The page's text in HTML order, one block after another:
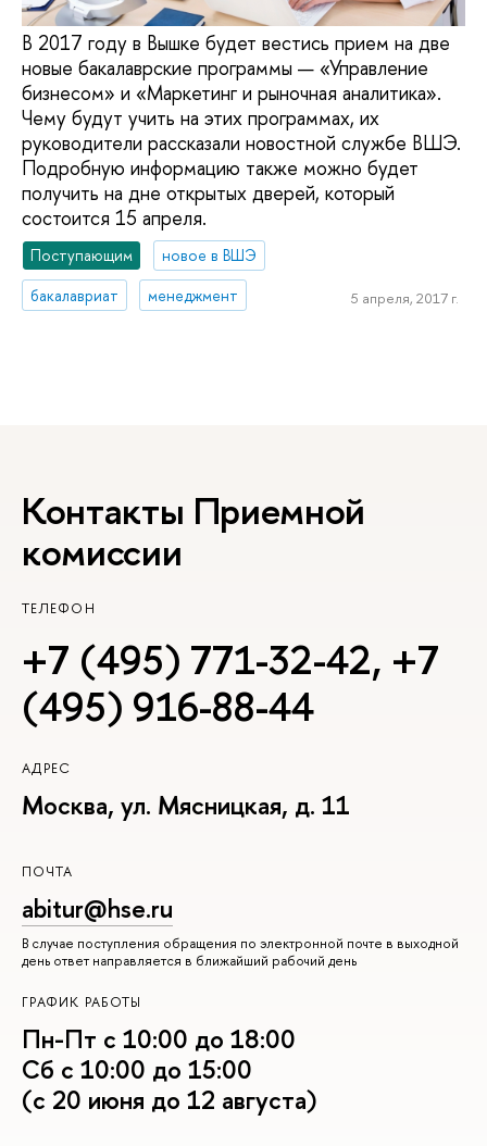
В 2017 году в Вышке будет вестись прием на две
новые бакалаврские программы — «Управление
бизнесом» и «Маркетинг и рыночная аналитика».
Чему будут учить на этих программах, их
руководители рассказали новостной службе ВШЭ.
Подробную информацию также можно будет
получить на дне открытых дверей, который
состоится 15 апреля.
Поступающим
новое в ВШЭ
бакалавриат
менеджмент 5 апреля, 2017 г.
Контакты Приемной
комиссии
ТЕЛЕФОН
+7 (495) 771-32-42, +7
(495) 916-88-44
АДРЕС
Москва, ул. Мясницкая, д. 11
ПОЧТА
abitur@hse.ru
В случае поступления обращения по электронной почте в выходной
день ответ направляется в ближайший рабочий день
ГРАФИК РАБОТЫ
Пн-Пт с 10:00 до 18:00
Сб с 10:00 до 15:00
(с 20 июня до 12 августа)